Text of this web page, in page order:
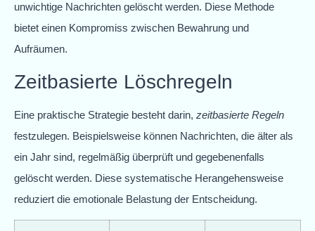
unwichtige Nachrichten gelöscht werden. Diese Methode
bietet einen Kompromiss zwischen Bewahrung und
Aufräumen.
Zeitbasierte Löschregeln
Eine praktische Strategie besteht darin, zeitbasierte Regeln
festzulegen. Beispielsweise können Nachrichten, die älter als
ein Jahr sind, regelmäßig überprüft und gegebenenfalls
gelöscht werden. Diese systematische Herangehensweise
reduziert die emotionale Belastung der Entscheidung.